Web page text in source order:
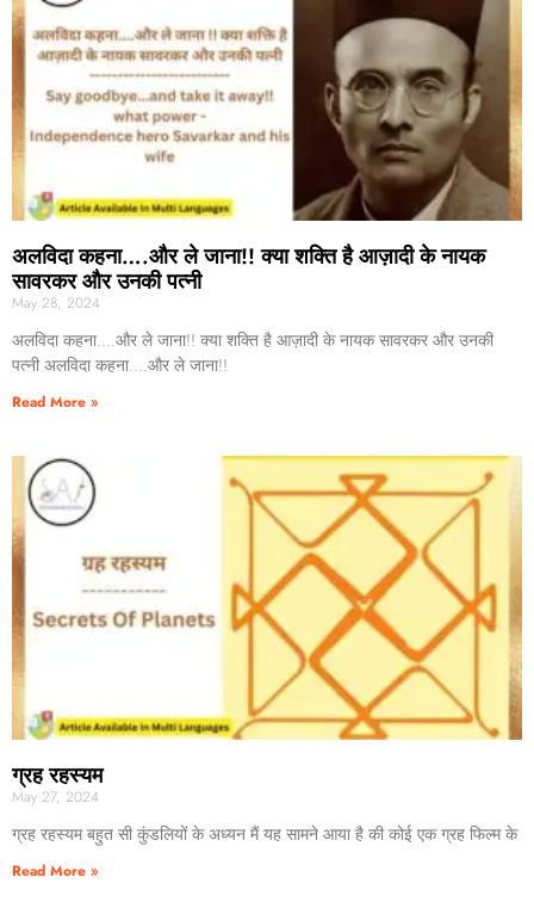
अलविदा कहना….और ले जाना!! क्या शक्ति है आज़ादी के नायक
सावरकर और उनकी पत्नी
May 28, 2024
अलविदा कहना….और ले जाना!! क्या शक्ति है आज़ादी के नायक सावरकर और उनकी
पत्नी अलविदा कहना….और ले जाना!!
Read More »
ग्रह रहस्यम
May 27, 2024
ग्रह रहस्यम बहुत सी कुंडलियों के अध्यन मैं यह सामने आया है की कोई एक ग्रह फिल्म के
Read More »